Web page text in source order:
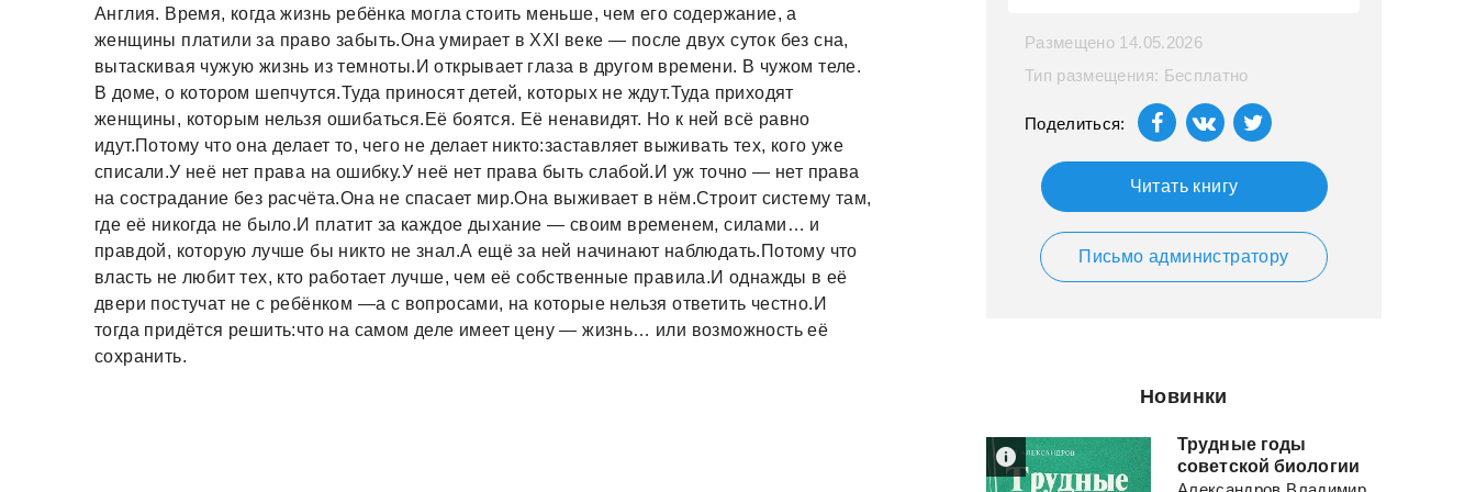
Англия. Время, когда жизнь ребёнка могла стоить меньше, чем его содержание, а
женщины платили за право забыть.Она умирает в XXI веке — после двух суток без сна,
вытаскивая чужую жизнь из темноты.И открывает глаза в другом времени. В чужом теле.
В доме, о котором шепчутся.Туда приносят детей, которых не ждут.Туда приходят
женщины, которым нельзя ошибаться.Её боятся. Её ненавидят. Но к ней всё равно
идут.Потому что она делает то, чего не делает никто:заставляет выживать тех, кого уже
списали.У неё нет права на ошибку.У неё нет права быть слабой.И уж точно — нет права
на сострадание без расчёта.Она не спасает мир.Она выживает в нём.Строит систему там,
где её никогда не было.И платит за каждое дыхание — своим временем, силами… и
правдой, которую лучше бы никто не знал.А ещё за ней начинают наблюдать.Потому что
власть не любит тех, кто работает лучше, чем её собственные правила.И однажды в её
двери постучат не с ребёнком —а с вопросами, на которые нельзя ответить честно.И
тогда придётся решить:что на самом деле имеет цену — жизнь… или возможность её
сохранить.
Размещено 14.05.2026
Тип размещения: Бесплатно
Поделиться:
Читать книгу
Письмо администратору
Новинки
Трудные годы
советской биологии